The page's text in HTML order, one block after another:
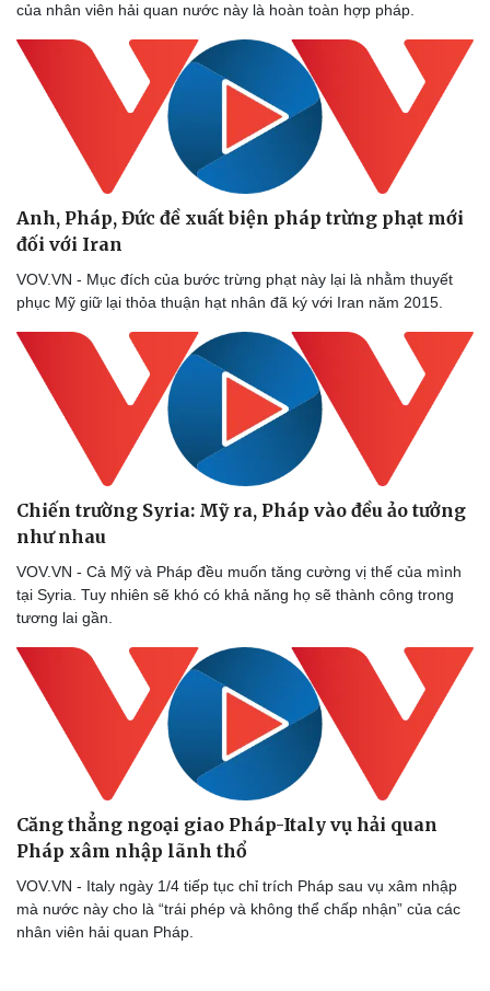
của nhân viên hải quan nước này là hoàn toàn hợp pháp.
Anh, Pháp, Đức đề xuất biện pháp trừng phạt mới
đối với Iran
VOV.VN - Mục đích của bước trừng phạt này lại là nhằm thuyết
phục Mỹ giữ lại thỏa thuận hạt nhân đã ký với Iran năm 2015.
Chiến trường Syria: Mỹ ra, Pháp vào đều ảo tưởng
như nhau
VOV.VN - Cả Mỹ và Pháp đều muốn tăng cường vị thế của mình
tại Syria. Tuy nhiên sẽ khó có khả năng họ sẽ thành công trong
tương lai gần.
Căng thẳng ngoại giao Pháp-Italy vụ hải quan
Pháp xâm nhập lãnh thổ
VOV.VN - Italy ngày 1/4 tiếp tục chỉ trích Pháp sau vụ xâm nhập
mà nước này cho là “trái phép và không thể chấp nhận” của các
nhân viên hải quan Pháp.